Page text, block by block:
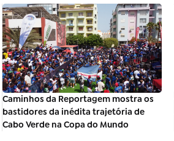
Caminhos da Reportagem mostra os
bastidores da inédita trajetória de
Cabo Verde na Copa do Mundo